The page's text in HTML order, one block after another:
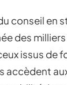
conseil en
des
issus de
accèdent